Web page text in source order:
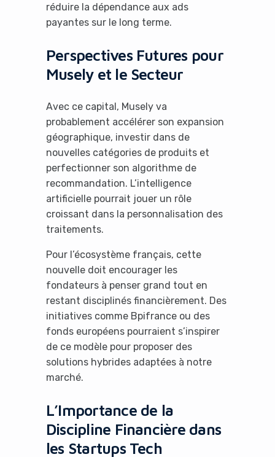
réduire la dépendance aux ads
payantes sur le long terme.
Perspectives Futures pour
Musely et le Secteur
Avec ce capital, Musely va
probablement accélérer son expansion
géographique, investir dans de
nouvelles catégories de produits et
perfectionner son algorithme de
recommandation. L’intelligence
artificielle pourrait jouer un rôle
croissant dans la personnalisation des
traitements.
Pour l’écosystème français, cette
nouvelle doit encourager les
fondateurs à penser grand tout en
restant disciplinés financièrement. Des
initiatives comme Bpifrance ou des
fonds européens pourraient s’inspirer
de ce modèle pour proposer des
solutions hybrides adaptées à notre
marché.
L’Importance de la
Discipline Financière dans
les Startups Tech